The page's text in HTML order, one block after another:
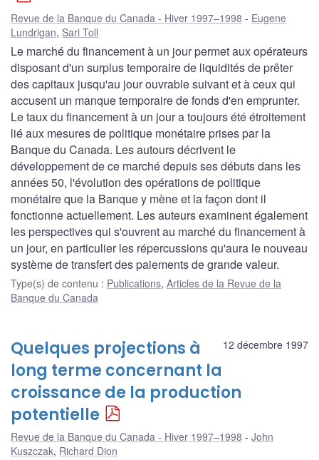
Revue de la Banque du Canada - Hiver 1997–1998
Eugene
Lundrigan, Sari Toll
Le marché du financement à un jour permet aux opérateurs
disposant d'un surplus temporaire de liquidités de prêter
des capitaux jusqu'au jour ouvrable suivant et à ceux qui
accusent un manque temporaire de fonds d'en emprunter.
Le taux du financement à un jour a toujours été étroitement
lié aux mesures de politique monétaire prises par la
Banque du Canada. Les autours décrivent le
développement de ce marché depuis ses débuts dans les
années 50, l'évolution des opérations de politique
monétaire que la Banque y mène et la façon dont il
fonctionne actuellement. Les auteurs examinent également
les perspectives qui s'ouvrent au marché du financement à
un jour, en particulier les répercussions qu'aura le nouveau
système de transfert des paiements de grande valeur.
Type(s) de contenu : Publications, Articles de la Revue de la
Banque du Canada
12 décembre 1997
Quelques projections à
long terme concernant la
croissance de la production
potentielle
Revue de la Banque du Canada - Hiver 1997–1998
John
Kuszczak, Richard Dion